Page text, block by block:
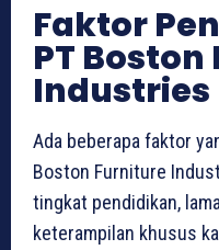
Faktor
PT
Industries
Ada beberapa faktor
Boston Furniture
tingkat pendidikan,
keterampilan khusus